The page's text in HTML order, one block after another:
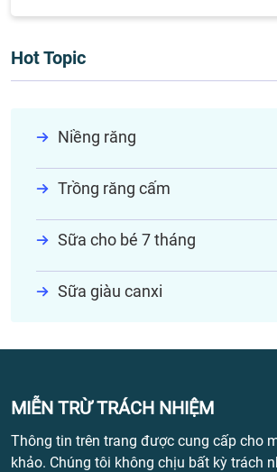
Hot Topic
Niềng răng
Trồng răng cấm
Sữa cho bé 7 tháng
Sữa giàu canxi
MIỄN TRỪ TRÁCH NHIỆM
Thông tin trên trang được cung cấp cho
khảo. Chúng tôi không chịu bất kỳ trách